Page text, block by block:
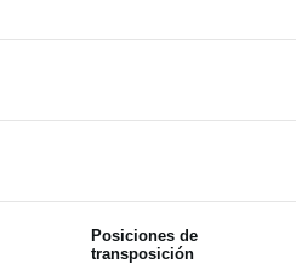
Posiciones de
transposición